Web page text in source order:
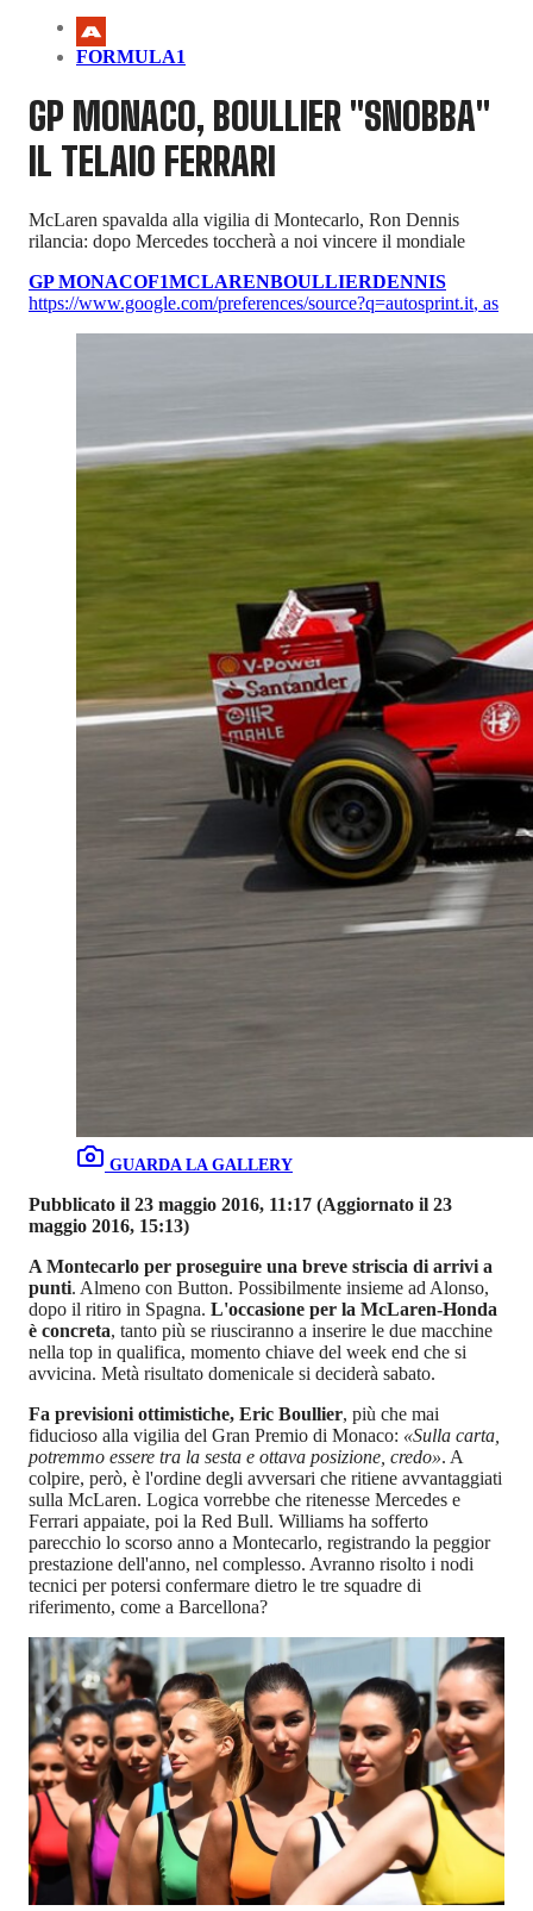
FORMULA1
GP MONACO, BOULLIER "SNOBBA"
IL TELAIO FERRARI
McLaren spavalda alla vigilia di Montecarlo, Ron Dennis
rilancia: dopo Mercedes toccherà a noi vincere il mondiale
GP MONACOF1MCLARENBOULLIERDENNIS
https://www.google.com/preferences/source?q=autosprint.it, as
GUARDA LA GALLERY
Pubblicato il 23 maggio 2016, 11:17 (Aggiornato il 23
maggio 2016, 15:13)
A Montecarlo per proseguire una breve striscia di arrivi a
punti. Almeno con Button. Possibilmente insieme ad Alonso,
dopo il ritiro in Spagna. L'occasione per la McLaren-Honda
è concreta, tanto più se riusciranno a inserire le due macchine
nella top in qualifica, momento chiave del week end che si
avvicina. Metà risultato domenicale si deciderà sabato.
Fa previsioni ottimistiche, Eric Boullier, più che mai
fiducioso alla vigilia del Gran Premio di Monaco: «Sulla carta,
potremmo essere tra la sesta e ottava posizione, credo». A
colpire, però, è l'ordine degli avversari che ritiene avvantaggiati
sulla McLaren. Logica vorrebbe che ritenesse Mercedes e
Ferrari appaiate, poi la Red Bull. Williams ha sofferto
parecchio lo scorso anno a Montecarlo, registrando la peggior
prestazione dell'anno, nel complesso. Avranno risolto i nodi
tecnici per potersi confermare dietro le tre squadre di
riferimento, come a Barcellona?